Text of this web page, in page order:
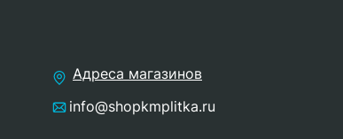
Адреса магазинов
info@shopkmplitka.ru